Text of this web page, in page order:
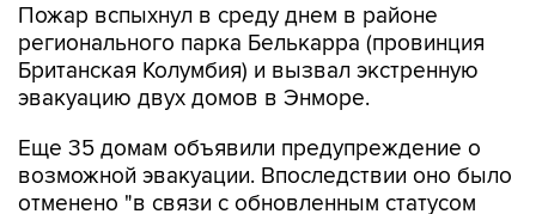
Пожар вспыхнул в среду днем в районе
регионального парка Белькарра (провинция
Британская Колумбия) и вызвал экстренную
эвакуацию двух домов в Энморе.
Еще 35 домам объявили предупреждение о
возможной эвакуации. Впоследствии оно было
отменено "в связи с обновленным статусом